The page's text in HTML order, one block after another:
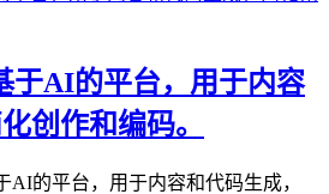
于AI的平台，用于内容
创作和编码。
AI的平台，用于内容和代码生成，